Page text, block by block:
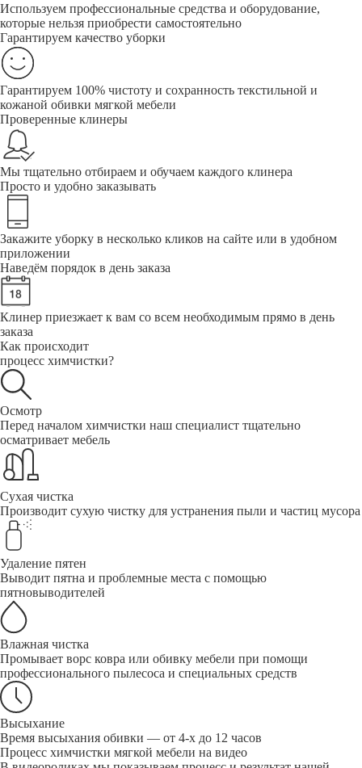
Используем профессиональные средства и оборудование,
которые нельзя приобрести самостоятельно
Гарантируем качество уборки
Гарантируем 100% чистоту и сохранность текстильной и
кожаной обивки мягкой мебели
Проверенные клинеры
Мы тщательно отбираем и обучаем каждого клинера
Просто и удобно заказывать
Закажите уборку в несколько кликов на сайте или в удобном
приложении
Наведём порядок в день заказа
Клинер приезжает к вам со всем необходимым прямо в день
заказа
Как происходит
процесс химчистки?
Осмотр
Перед началом химчистки наш специалист тщательно
осматривает мебель
Сухая чистка
Производит сухую чистку для устранения пыли и частиц мусора
Удаление пятен
Выводит пятна и проблемные места с помощью
пятновыводителей
Влажная чистка
Промывает ворс ковра или обивку мебели при помощи
профессионального пылесоса и специальных средств
Высыхание
Время высыхания обивки — от 4-х до 12 часов
Процесс химчистки мягкой мебели на видео